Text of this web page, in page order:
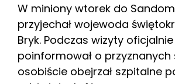
W miniony wtorek do
przyjechał wojewoda
Bryk. Podczas wizyty oficjalnie
poinformował o przyznanych
osobiście obejrzał szpitalne